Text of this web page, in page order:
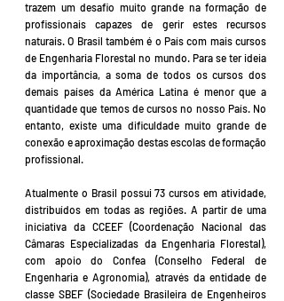
trazem um desafio muito grande na formação de
profissionais capazes de gerir estes recursos
naturais. O Brasil também é o País com mais cursos
de Engenharia Florestal no mundo. Para se ter ideia
da importância, a soma de todos os cursos dos
demais países da América Latina é menor que a
quantidade que temos de cursos no nosso País. No
entanto, existe uma dificuldade muito grande de
conexão e aproximação destas escolas de formação
profissional.
Atualmente o Brasil possui 73 cursos em atividade,
distribuídos em todas as regiões. A partir de uma
iniciativa da CCEEF (Coordenação Nacional das
Câmaras Especializadas da Engenharia Florestal),
com apoio do Confea (Conselho Federal de
Engenharia e Agronomia), através da entidade de
classe SBEF (Sociedade Brasileira de Engenheiros